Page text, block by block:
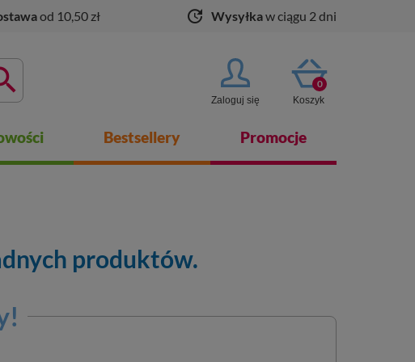
od 10,50 zł update Wysyłkaw ciągu 2 dni
Zaloguj się
0
Koszyk
Bestsellery Promocje
produktów.